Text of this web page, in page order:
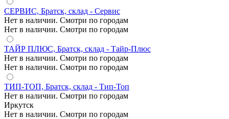
СЕРВИС, Братск, склад - Сервис
Нет в наличии. Смотри по городам
Нет в наличии. Смотри по городам
ТАЙР ПЛЮС, Братск, склад - Тайр-Плюс
Нет в наличии. Смотри по городам
Нет в наличии. Смотри по городам
ТИП-ТОП, Братск, склад - Тип-Топ
Нет в наличии. Смотри по городам
Иркутск
Нет в наличии. Смотри по городам